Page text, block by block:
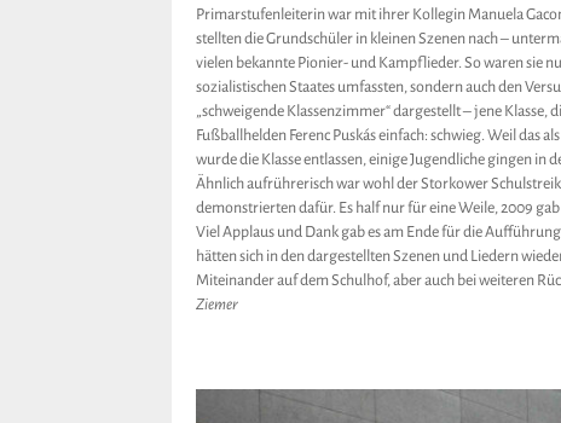
Primarstufenleiterin war mit ihrer Kollegin Manuela
stellten die Grundschüler in kleinen Szenen nach –
vielen bekannte Pionier- und Kampflieder. So waren sie
sozialistischen Staates umfassten, sondern auch den
„schweigende Klassenzimmer“ dargestellt – jene
Fußballhelden Ferenc Puskás einfach: schwieg. Weil
wurde die Klasse entlassen, einige Jugendliche gingen in
Ähnlich aufrührerisch war wohl der Storkower
demonstrierten dafür. Es half nur für eine Weile, 2009
Viel Applaus und Dank gab es am Ende für die
hätten sich in den dargestellten Szenen und Liedern
Miteinander auf dem Schulhof, aber auch bei weiteren
Ziemer